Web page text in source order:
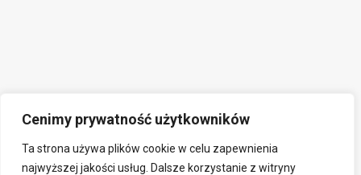
Cenimy prywatność użytkowników
Ta strona używa plików cookie w celu zapewnienia
najwyższej jakości usług. Dalsze korzystanie z witryny